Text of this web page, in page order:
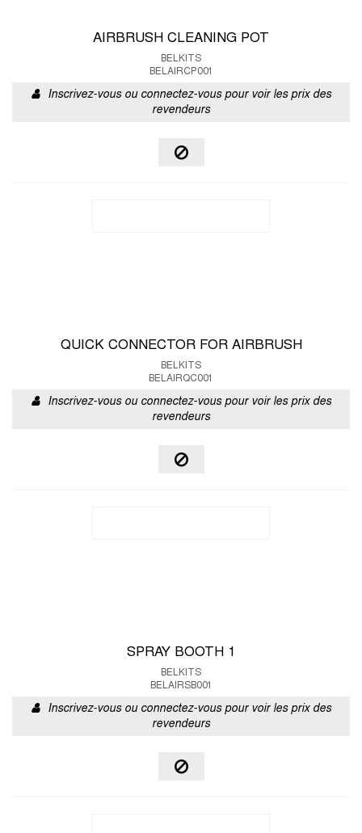
AIRBRUSH CLEANING POT
BELKITS
BELAIRCP001
Inscrivez-vous ou connectez-vous pour voir les prix des
revendeurs
QUICK CONNECTOR FOR AIRBRUSH
BELKITS
BELAIRQC001
Inscrivez-vous ou connectez-vous pour voir les prix des
revendeurs
SPRAY BOOTH 1
BELKITS
BELAIRSB001
Inscrivez-vous ou connectez-vous pour voir les prix des
revendeurs